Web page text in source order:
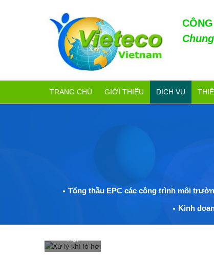
TRANG CHỦ GIỚI THIỆU DỊCH VỤ
Tổng thầu EPC các công trình môi
Kinh
XỬ LÝ KHÍ LÒ
HƠI
XỨ LÝ